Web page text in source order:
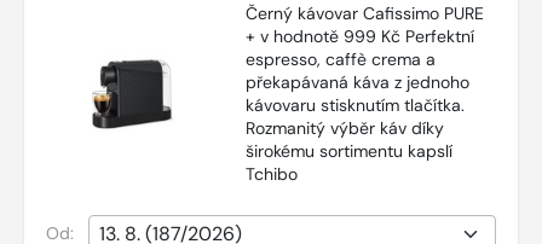
Černý kávovar Cafissimo PURE
+ v hodnotě 999 Kč Perfektní
espresso, caffè crema a
překapávaná káva z jednoho
kávovaru stisknutím tlačítka.
Rozmanitý výběr káv díky
širokému sortimentu kapslí
Tchibo
Od: